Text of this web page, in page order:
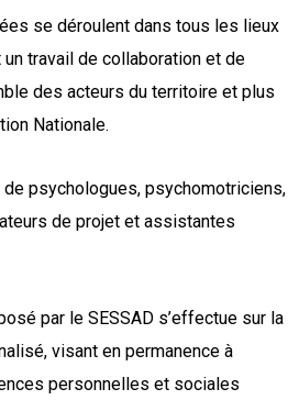
se déroulent dans tous les lieux
un travail de collaboration et de
des acteurs du territoire et plus
Nationale.
psychologues, psychomotriciens,
de projet et assistantes
par le SESSAD s’effectue sur la
visant en permanence à
personnelles et sociales